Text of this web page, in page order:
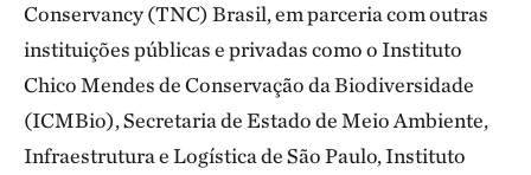
Conservancy (TNC) Brasil, em parceria com outras
instituições públicas e privadas como o Instituto
Chico Mendes de Conservação da Biodiversidade
(ICMBio), Secretaria de Estado de Meio Ambiente,
Infraestrutura e Logística de São Paulo, Instituto